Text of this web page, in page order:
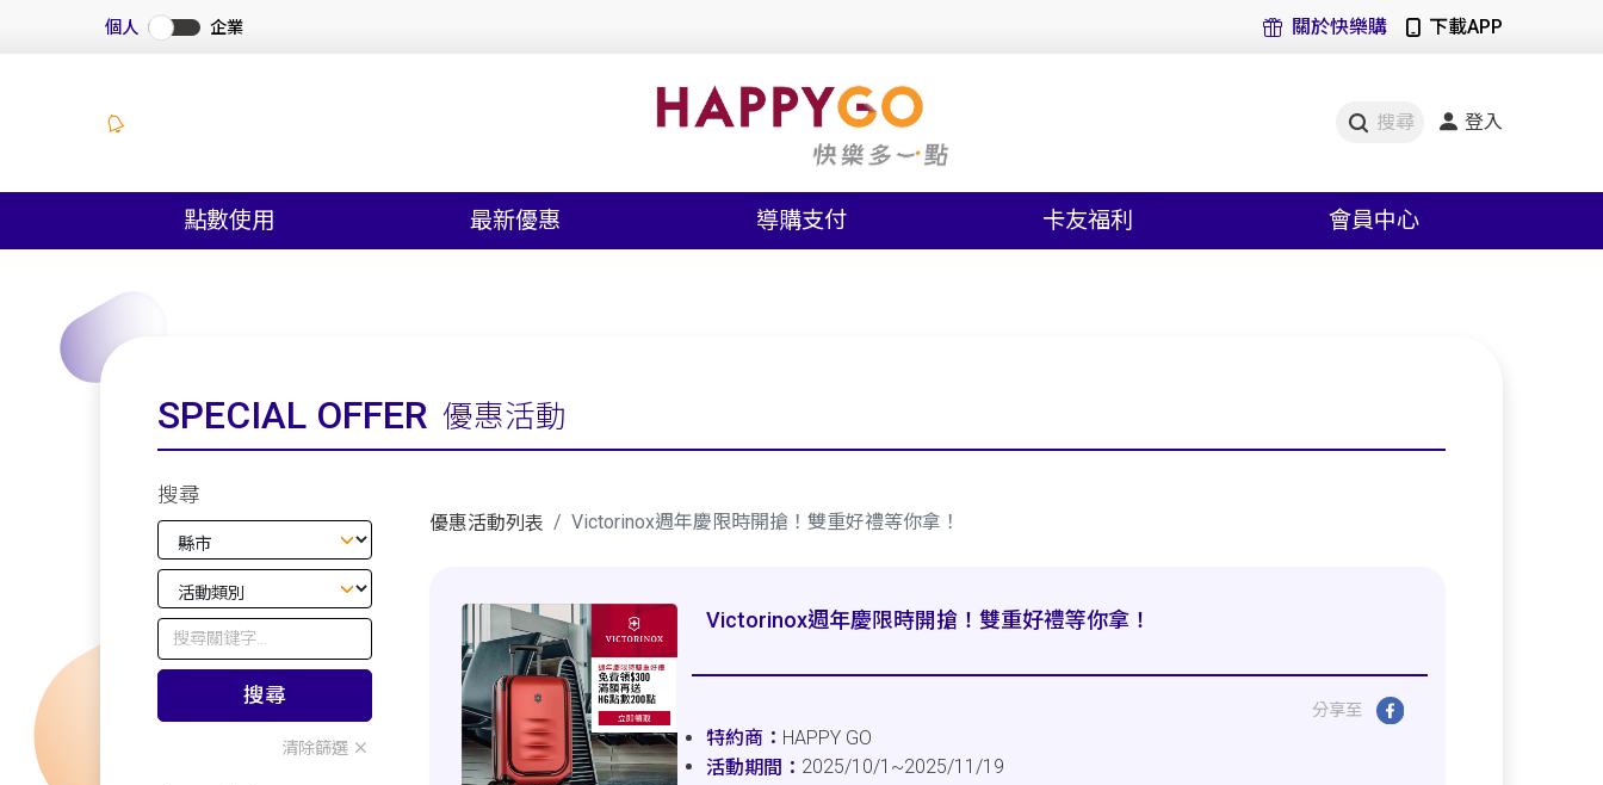
個人 企業 關於快樂購 下載APP
搜尋 登入
點數使用 最新優惠 導購支付 卡友福利 會員中心
SPECIAL OFFER 優惠活動
搜尋
搜尋
清除篩選
優惠活動列表 Victorinox週年慶限時開搶！雙重好禮等你拿！
Victorinox週年慶限時開搶！雙重好禮等你拿！
分享至
HAPPY GO
2025/10/1~2025/11/19